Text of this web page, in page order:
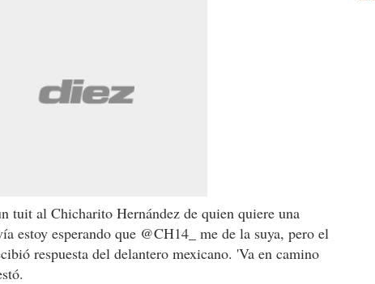
tuit al Chicharito Hernández de quien quiere una
estoy esperando que @CH14_ me de la suya, pero el
respuesta del delantero mexicano. 'Va en camino